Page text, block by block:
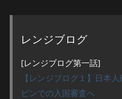
レンジブログ
[レンジブログ第一話]
【レンジブログ１】日本
ピンでの入国審査へ